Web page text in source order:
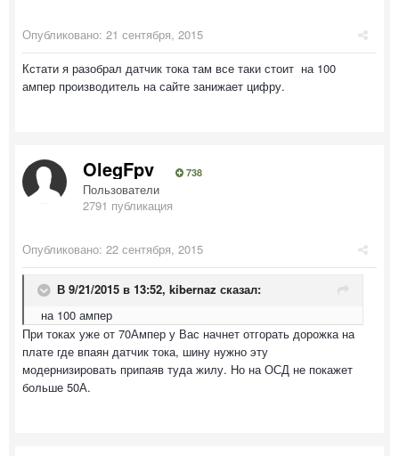
Опубликовано: 21 сентября, 2015
Кстати я разобрал датчик тока там все таки стоит на 100
ампер производитель на сайте занижает цифру.
OlegFpv 738
Пользователи
2791 публикация
Опубликовано: 22 сентября, 2015
В 9/21/2015 в 13:52, kibernaz сказал:
на 100 ампер
При токах уже от 70Ампер у Вас начнет отгорать дорожка на
плате где впаян датчик тока, шину нужно эту
модернизировать припаяв туда жилу. Но на ОСД не покажет
больше 50А.